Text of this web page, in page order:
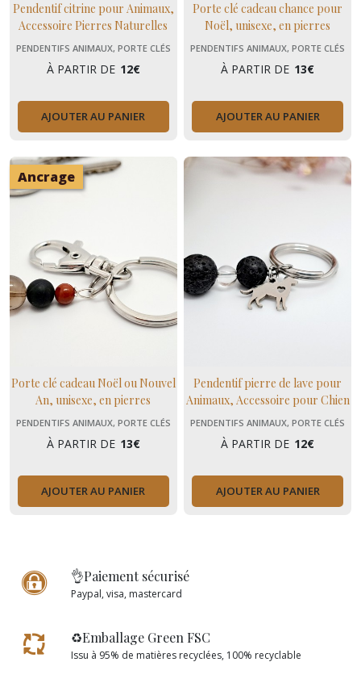
Pendentif citrine pour Animaux,
Accessoire Pierres Naturelles
pour Chien, chat, cheval
PENDENTIFS ANIMAUX, PORTE CLÉS
À PARTIR DE 12€
AJOUTER AU PANIER
Porte clé cadeau chance pour
Noël, unisexe, en pierres
naturelles
PENDENTIFS ANIMAUX, PORTE CLÉS
À PARTIR DE 13€
AJOUTER AU PANIER
Ancrage
Porte clé cadeau Noël ou Nouvel
An, unisexe, en pierres
naturelles ancrage
PENDENTIFS ANIMAUX, PORTE CLÉS
À PARTIR DE 13€
AJOUTER AU PANIER
Pendentif pierre de lave pour
Animaux, Accessoire pour Chien
, chat, cheval, Pierres
Naturelles, Domidora
PENDENTIFS ANIMAUX, PORTE CLÉS
À PARTIR DE 12€
AJOUTER AU PANIER
👌Paiement sécurisé
Paypal, visa, mastercard
♻️Emballage Green FSC
Issu à 95% de matières recyclées, 100% recyclable